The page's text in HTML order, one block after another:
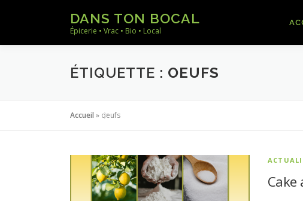
DANS TON BOCAL
Épicerie • Vrac • Bio • Local
ÉTIQUETTE : OEUFS
Accueil » oeufs
Cake